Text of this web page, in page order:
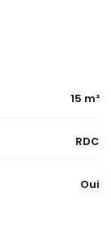
15 m²
RDC
Oui